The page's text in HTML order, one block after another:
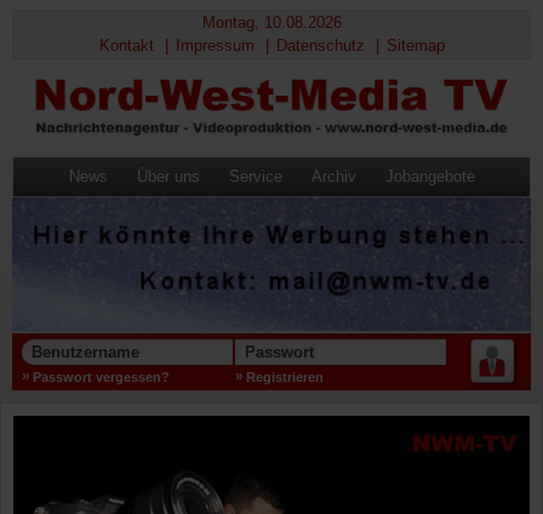
Montag, 10.08.2026
Kontakt
Impressum Datenschutz Sitemap
News Über uns Service Archiv Jobangebote
Benutzername Passwort
Passwort vergessen? Registrieren